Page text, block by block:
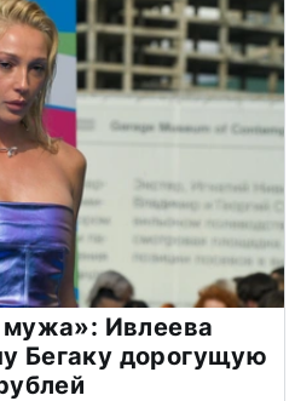
мужа»: Ивлеева
Бегаку дорогущую